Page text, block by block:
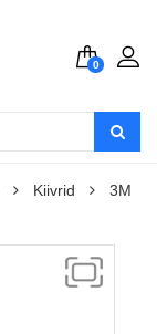
0
Kiivrid
3M